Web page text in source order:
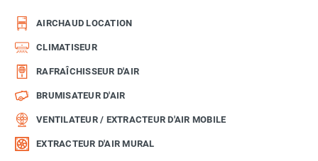
AIRCHAUD LOCATION
CLIMATISEUR
RAFRAÎCHISSEUR D'AIR
BRUMISATEUR D'AIR
VENTILATEUR / EXTRACTEUR D'AIR MOBILE
EXTRACTEUR D'AIR MURAL